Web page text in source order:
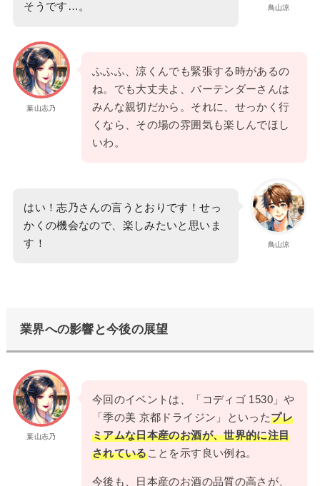
鳥山涼
そうです…。
葉山志乃
ふふふ、涼くんでも緊張する時があるの
ね。でも大丈夫よ、バーテンダーさんは
みんな親切だから。それに、せっかく行
くなら、その場の雰囲気も楽しんでほし
いわ。
鳥山涼
はい！志乃さんの言うとおりです！せっ
かくの機会なので、楽しみたいと思いま
す！
業界への影響と今後の展望
葉山志乃
今回のイベントは、「コディゴ 1530」や
「季の美 京都ドライジン」といったプレ
ミアムな日本産のお酒が、世界的に注目
されていることを示す良い例ね。
今後も、日本産のお酒の品質の高さが、